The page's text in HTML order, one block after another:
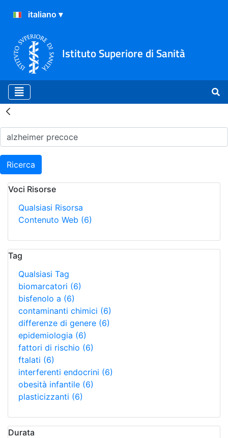
Istituto Superiore di Sanità
Risultati della Ricerca -
Ricerca
Voci Risorse
Qualsiasi Risorsa
Contenuto Web (6)
Tag
Qualsiasi Tag
biomarcatori (6)
bisfenolo a (6)
contaminanti chimici (6)
differenze di genere (6)
epidemiologia (6)
fattori di rischio (6)
ftalati (6)
interferenti endocrini (6)
obesità infantile (6)
plasticizzanti (6)
Durata